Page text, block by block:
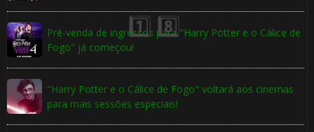
Pré-venda de ingressos para "Harry Potter e o Cálice de
Fogo" já começou!
"Harry Potter e o Cálice de Fogo" voltará aos cinemas
para mais sessões especiais!
🎈